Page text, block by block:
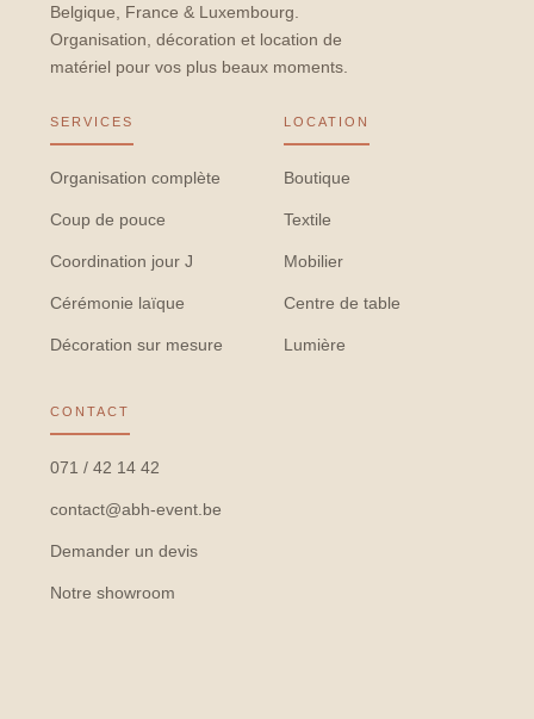
Belgique, France & Luxembourg.
Organisation, décoration et location de
matériel pour vos plus beaux moments.
SERVICES
Organisation complète
Coup de pouce
Coordination jour J
Cérémonie laïque
Décoration sur mesure
LOCATION
Boutique
Textile
Mobilier
Centre de table
Lumière
CONTACT
071 / 42 14 42
contact@abh-event.be
Demander un devis
Notre showroom